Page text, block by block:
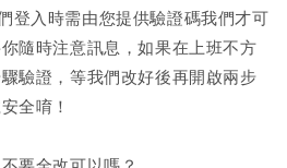
登入時需由您提供驗證碼我們才可
隨時注意訊息，如果在上班不方
驗證，等我們改好後再開啟兩步
全唷！